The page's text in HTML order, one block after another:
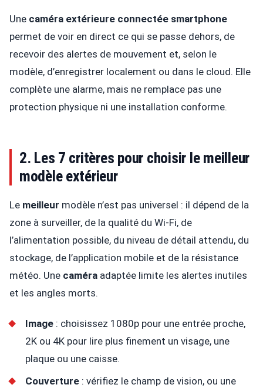
Une caméra extérieure connectée smartphone
permet de voir en direct ce qui se passe dehors, de
recevoir des alertes de mouvement et, selon le
modèle, d’enregistrer localement ou dans le cloud. Elle
complète une alarme, mais ne remplace pas une
protection physique ni une installation conforme.
2. Les 7 critères pour choisir le meilleur
modèle extérieur
Le meilleur modèle n’est pas universel : il dépend de la
zone à surveiller, de la qualité du Wi-Fi, de
l’alimentation possible, du niveau de détail attendu, du
stockage, de l’application mobile et de la résistance
météo. Une caméra adaptée limite les alertes inutiles
et les angles morts.
Image : choisissez 1080p pour une entrée proche,
2K ou 4K pour lire plus finement un visage, une
plaque ou une caisse.
Couverture : vérifiez le champ de vision, ou une